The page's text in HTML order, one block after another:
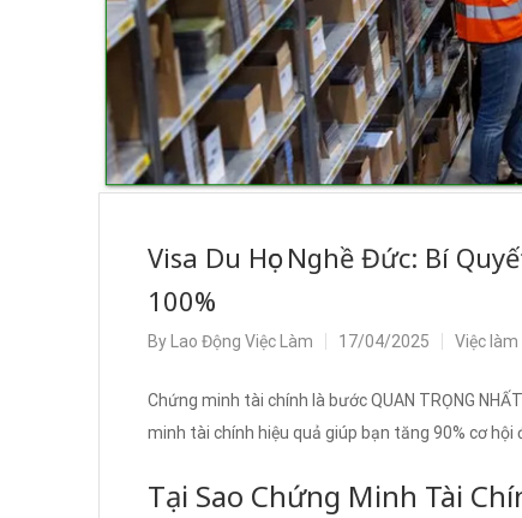
Visa Du Học Nghề Đức: Bí
100%
By Lao Động Việc Làm 17/04/2025 Việc
Chứng minh tài chính là bước QUAN TRỌNG
minh tài chính hiệu quả giúp bạn tăng 90% cơ hội
Tại Sao Chứng Minh Tài